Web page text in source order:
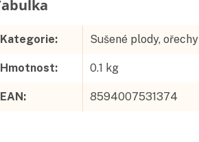
Kategorie: Sušené plody, ořechy
Hmotnost: 0.1 kg
EAN: 8594007531374